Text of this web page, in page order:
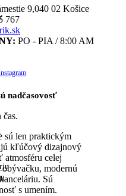
9,040 02 Košice
767
PO - PIA / 8:00 AM
nadčasovosť
čas.
sú len praktickým
kľúčový dizajnový
celej
modernú
Sú
s umením.